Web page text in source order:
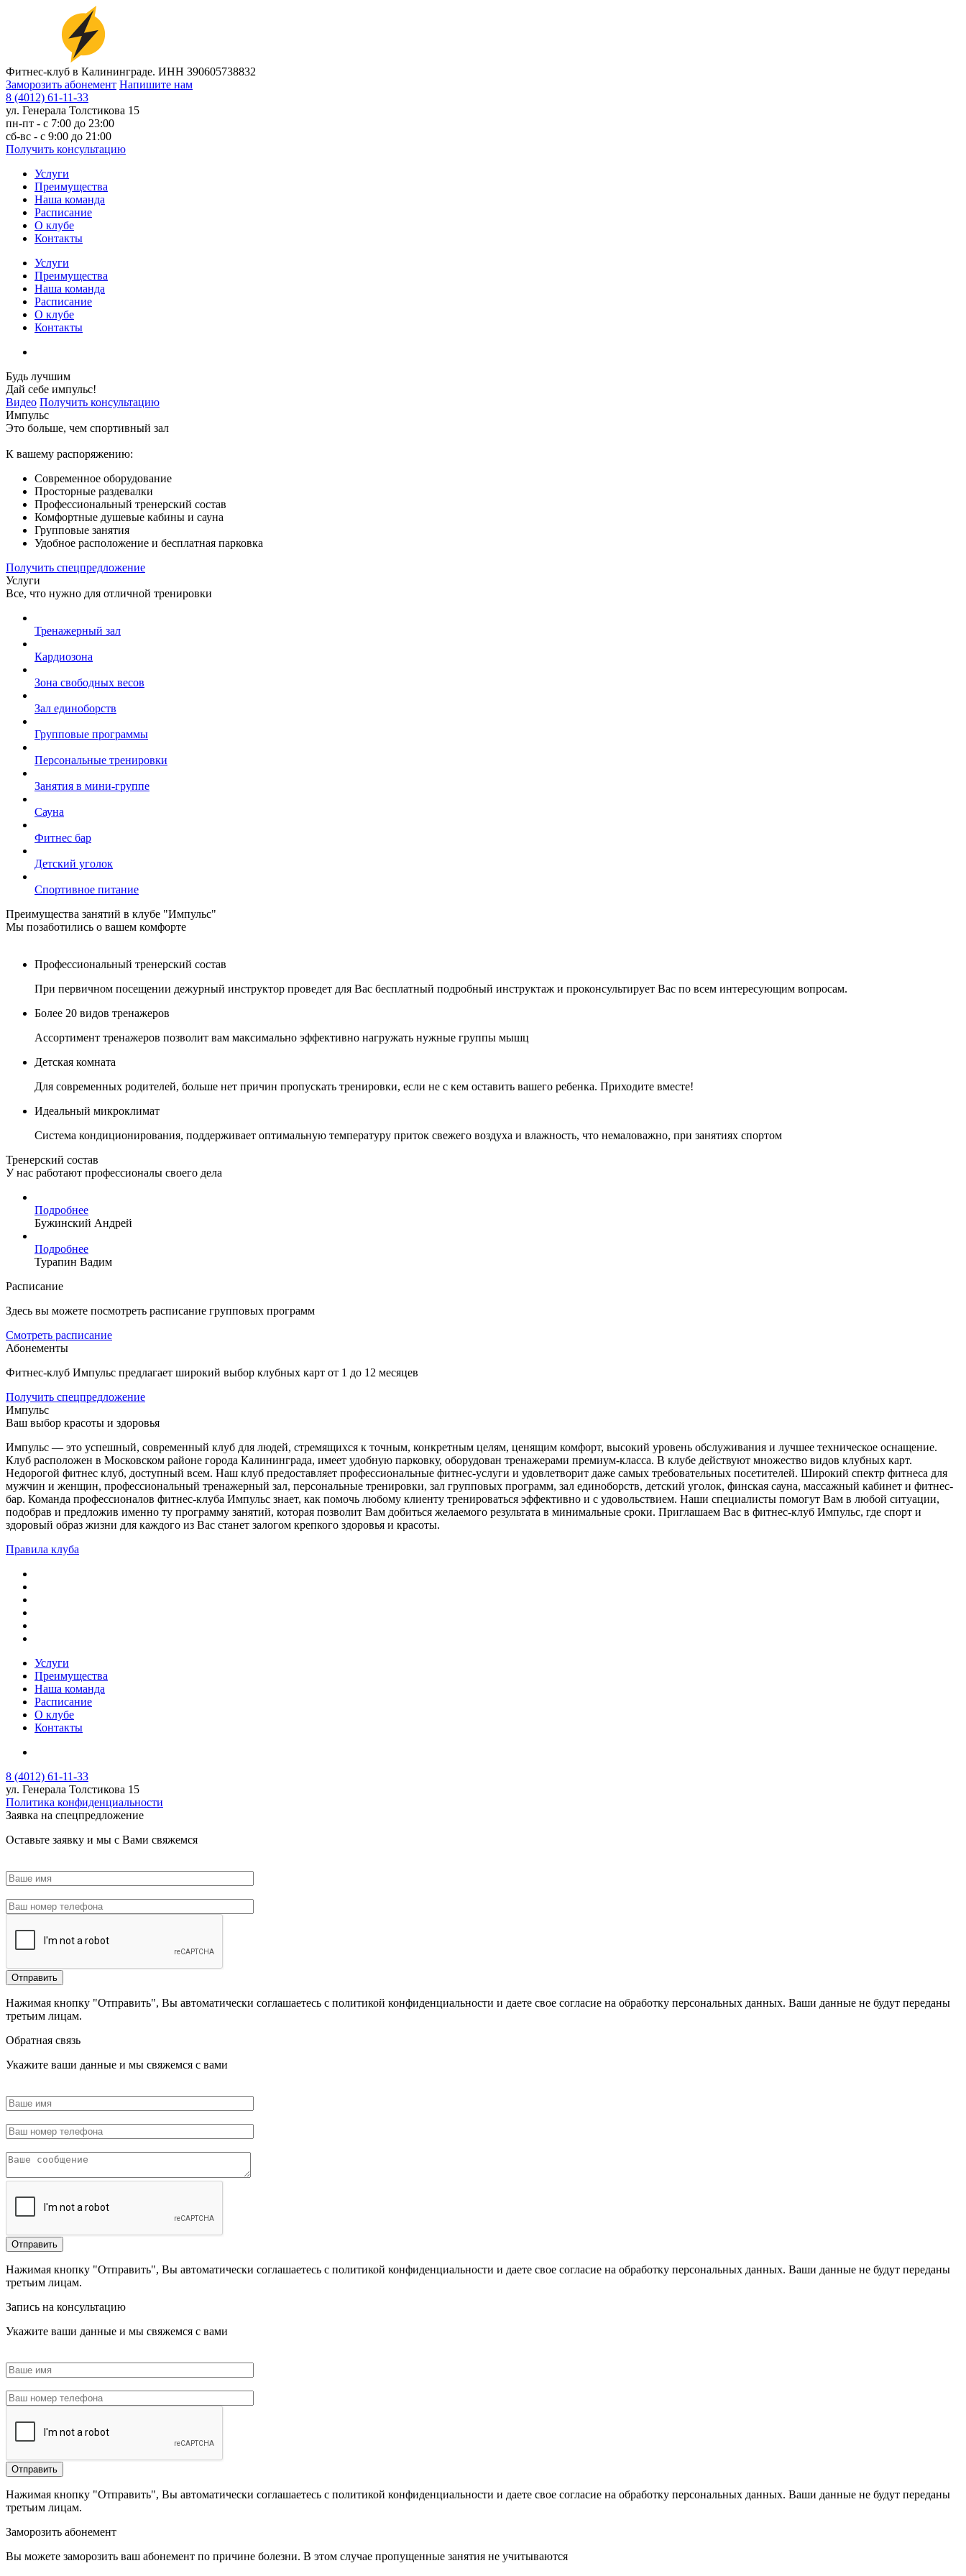
Фитнес-клуб в Калининграде. ИНН 390605738832
Заморозить абонемент Напишите нам
8 (4012) 61-11-33
ул. Генерала Толстикова 15
пн-пт - с 7:00 до 23:00
сб-вс - с 9:00 до 21:00
Получить консультацию
Услуги
Преимущества
Наша команда
Расписание
О клубе
Контакты
Услуги
Преимущества
Наша команда
Расписание
О клубе
Контакты
Будь лучшим
Дай себе импульс!
Видео Получить консультацию
Импульс
Это больше, чем спортивный зал
К вашему распоряжению:
Современное оборудование
Просторные раздевалки
Профессиональный тренерский состав
Комфортные душевые кабины и сауна
Групповые занятия
Удобное расположение и бесплатная парковка
Получить спецпредложение
Услуги
Все, что нужно для отличной тренировки
Тренажерный зал
Кардиозона
Зона свободных весов
Зал единоборств
Групповые программы
Персональные тренировки
Занятия в мини-группе
Сауна
Фитнес бар
Детский уголок
Спортивное питание
Преимущества занятий в клубе "Импульс"
Мы позаботились о вашем комфорте
Профессиональный тренерский состав
При первичном посещении дежурный инструктор проведет для Вас бесплатный подробный инструктаж и проконсультирует Вас по всем интересующим вопросам.
Более 20 видов тренажеров
Ассортимент тренажеров позволит вам максимально эффективно нагружать нужные группы мышц
Детская комната
Для современных родителей, больше нет причин пропускать тренировки, если не с кем оставить вашего ребенка. Приходите вместе!
Идеальный микроклимат
Система кондиционирования, поддерживает оптимальную температуру приток свежего воздуха и влажность, что немаловажно, при занятиях спортом
Тренерский состав
У нас работают профессионалы своего дела
Подробнее
Бужинский Андрей
Подробнее
Турапин Вадим
Расписание
Здесь вы можете посмотреть расписание групповых программ
Смотреть расписание
Абонементы
Фитнес-клуб Импульс предлагает широкий выбор клубных карт от 1 до 12 месяцев
Получить спецпредложение
Импульс
Ваш выбор красоты и здоровья
Импульс — это успешный, современный клуб для людей, стремящихся к точным, конкретным целям, ценящим комфорт, высокий уровень обслуживания и лучшее техническое оснащение.
Клуб расположен в Московском районе города Калининграда, имеет удобную парковку, оборудован тренажерами премиум-класса. В клубе действуют множество видов клубных карт.
Недорогой фитнес клуб, доступный всем. Наш клуб предоставляет профессиональные фитнес-услуги и удовлетворит даже самых требовательных посетителей. Широкий спектр фитнеса для
мужчин и женщин, профессиональный тренажерный зал, персональные тренировки, зал групповых программ, зал единоборств, детский уголок, финская сауна, массажный кабинет и фитнес-
бар. Команда профессионалов фитнес-клуба Импульс знает, как помочь любому клиенту тренироваться эффективно и с удовольствием. Наши специалисты помогут Вам в любой ситуации,
подобрав и предложив именно ту программу занятий, которая позволит Вам добиться желаемого результата в минимальные сроки. Приглашаем Вас в фитнес-клуб Импульс, где спорт и
здоровый образ жизни для каждого из Вас станет залогом крепкого здоровья и красоты.
Правила клуба
Услуги
Преимущества
Наша команда
Расписание
О клубе
Контакты
8 (4012) 61-11-33
ул. Генерала Толстикова 15
Политика конфиденциальности
Заявка на спецпредложение
Оставьте заявку и мы с Вами свяжемся
Нажимая кнопку "Отправить", Вы автоматически соглашаетесь с политикой конфиденциальности и даете свое согласие на обработку персональных данных. Ваши данные не будут переданы
третьим лицам.
Обратная связь
Укажите ваши данные и мы свяжемся с вами
Нажимая кнопку "Отправить", Вы автоматически соглашаетесь с политикой конфиденциальности и даете свое согласие на обработку персональных данных. Ваши данные не будут переданы
третьим лицам.
Запись на консультацию
Укажите ваши данные и мы свяжемся с вами
Нажимая кнопку "Отправить", Вы автоматически соглашаетесь с политикой конфиденциальности и даете свое согласие на обработку персональных данных. Ваши данные не будут переданы
третьим лицам.
Заморозить абонемент
Вы можете заморозить ваш абонемент по причине болезни. В этом случае пропущенные занятия не учитываются